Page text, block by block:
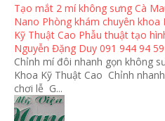
Tạo mắt 2 mí không sưng Cà
Nano Phòng khám chuyên khoa
Kỹ Thuật Cao Phẫu thuật tạo
Nguyễn Đặng Duy 091 944 94 59
Chỉnh mí đôi nhanh gọn không
Khoa Kỹ Thuật Cao Chỉnh
chơi lễ G...